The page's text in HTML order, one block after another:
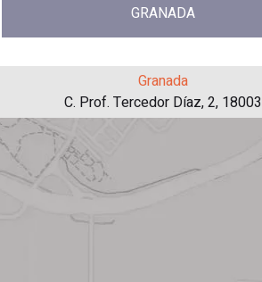
GRANADA
Granada
C. Prof. Tercedor Díaz, 2, 18003